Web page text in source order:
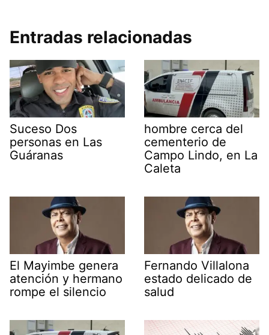
Entradas relacionadas
Suceso Dos
personas en Las
Guáranas
hombre cerca del
cementerio de
Campo Lindo, en La
Caleta
El Mayimbe genera
atención y hermano
rompe el silencio
Fernando Villalona
estado delicado de
salud